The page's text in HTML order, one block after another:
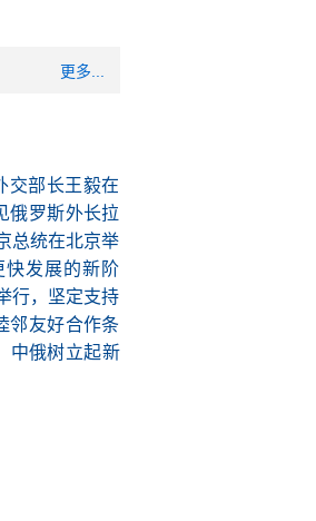
更多...
交部长王毅在
俄罗斯外长拉
总统在北京举
快发展的新阶
行，坚定支持
邻友好合作条
中俄树立起新